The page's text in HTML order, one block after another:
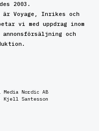
2003.
Voyage, Inrikes och
vi med uppdrag inom
annonsförsäljning och
Nordic AB
Kjell Santesson